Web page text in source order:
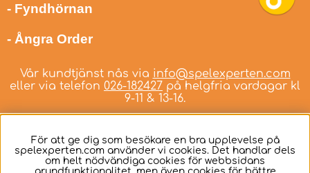
- Fyndhörnan
- Ångra Order
Vår kundtjänst nås via info@spelexperten.com
eller via telefon 026-182427 på helgfria vardagar kl
9-11 & 13-16.
Svenska
För att ge dig som besökare en bra upplevelse på
spelexperten.com använder vi cookies. Det handlar dels
om helt nödvändiga cookies för webbsidans